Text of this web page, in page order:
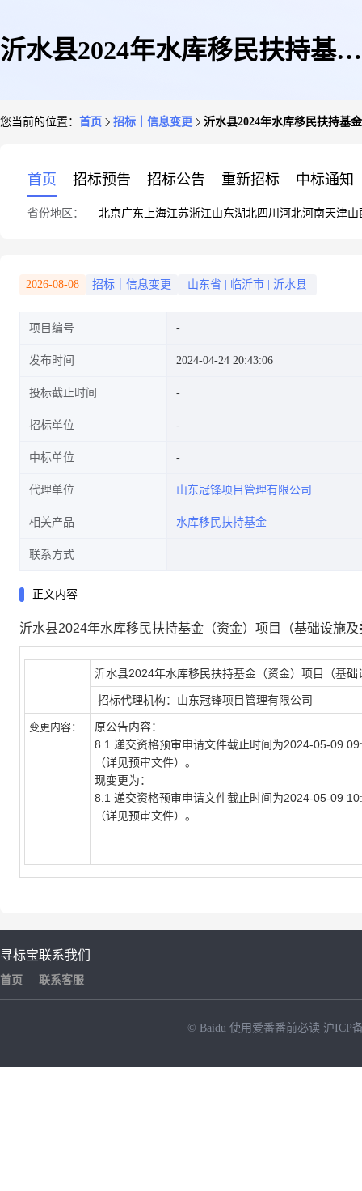
沂水县2024年水库移民扶持基金
您当前的位置： 首页 招标｜信息变更 沂水县2024年水库移民扶持基
首页 招标预告 招标公告 重新招标 中标通知
省份地区： 北京广东 上海江苏浙江山东湖北四川 河北河南天津山
2026-08-08 招标｜信息变更 山东省 临沂市 沂水县
项目编号
发布时间 2024-04-24 20:43:06
投标截止时间
招标单位
中标单位
代理单位 山东冠锋项目管理有限公司
相关产品 水库移民扶持基金
联系方式
正文内容
沂水县2024年水库移民扶持基金（资金）项目（基础设施
沂水县2024年水库移民扶持基金（资金）项目（基
招标代理机构： 山东冠锋项目管理有限公司
变更内容：
原公告内容：
8.1 递交资格预审申请文件截止时间为2024-05-09
（详见预审文件）。
现变更为：
8.1 递交资格预审申请文件截止时间为2024-05-09
（详见预审文件）。
寻标宝
首页
联系我们
联系客服
© Baidu 使用爱番番前必读 沪ICP